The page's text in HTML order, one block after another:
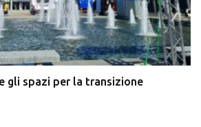
gli spazi per la transizione